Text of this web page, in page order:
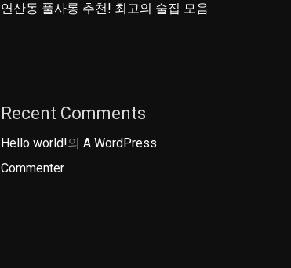
연산동 풀사롱 추천! 최고의 술집 모음
Recent Comments
Hello world!의 A WordPress
Commenter